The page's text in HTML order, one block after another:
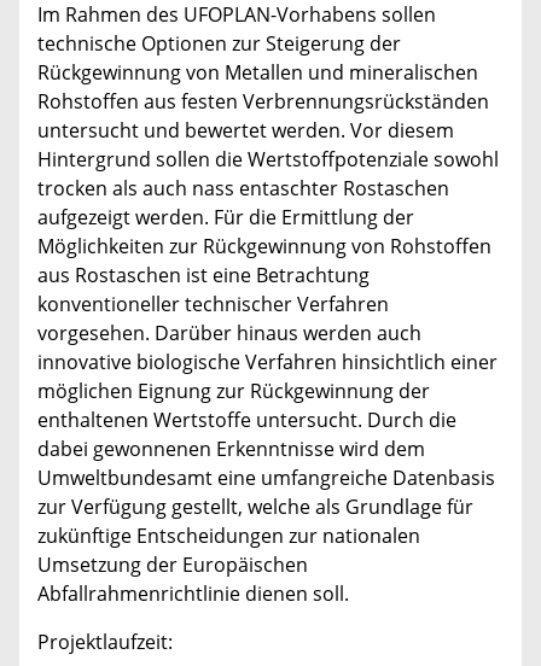
Im Rahmen des UFOPLAN-Vorhabens sollen
technische Optionen zur Steigerung der
Rückgewinnung von Metallen und mineralischen
Rohstoffen aus festen Verbrennungsrückständen
untersucht und bewertet werden. Vor diesem
Hintergrund sollen die Wertstoffpotenziale sowohl
trocken als auch nass entaschter Rostaschen
aufgezeigt werden. Für die Ermittlung der
Möglichkeiten zur Rückgewinnung von Rohstoffen
aus Rostaschen ist eine Betrachtung
konventioneller technischer Verfahren
vorgesehen. Darüber hinaus werden auch
innovative biologische Verfahren hinsichtlich einer
möglichen Eignung zur Rückgewinnung der
enthaltenen Wertstoffe untersucht. Durch die
dabei gewonnenen Erkenntnisse wird dem
Umweltbundesamt eine umfangreiche Datenbasis
zur Verfügung gestellt, welche als Grundlage für
zukünftige Entscheidungen zur nationalen
Umsetzung der Europäischen
Abfallrahmenrichtlinie dienen soll.
Projektlaufzeit: